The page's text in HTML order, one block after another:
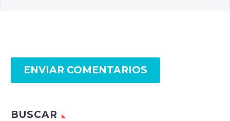
ENVIAR COMENTARIOS
BUSCAR